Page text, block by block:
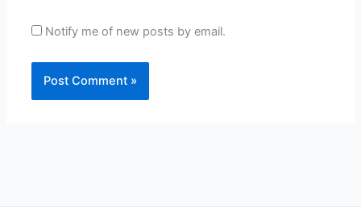
Notify me of new posts by email.